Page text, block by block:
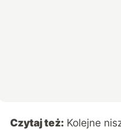
Czytaj też: Kolejne